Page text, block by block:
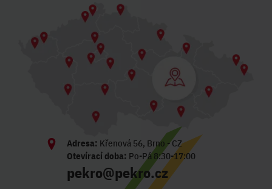
Adresa: Křenová 56, Brno - CZ
Otevírací doba: Po-Pá 8:30-17:00
pekro@pekro.cz